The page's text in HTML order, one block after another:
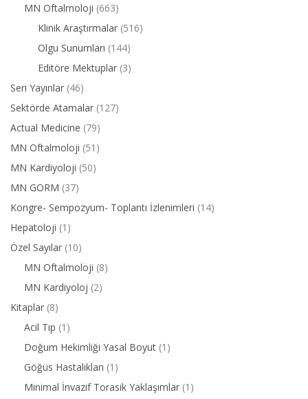
MN Oftalmoloji (663)
Klinik Araştırmalar (516)
Olgu Sunumları (144)
Editöre Mektuplar (3)
Seri Yayınlar (46)
Sektörde Atamalar (127)
Actual Medicine (79)
MN Oftalmoloji (51)
MN Kardiyoloji (50)
MN GORM (37)
Kongre- Sempozyum- Toplantı İzlenimleri (14)
Hepatoloji (1)
Özel Sayılar (10)
MN Oftalmoloji (8)
MN Kardiyoloj (2)
Kitaplar (8)
Acil Tıp (1)
Doğum Hekimliği Yasal Boyut (1)
Göğüs Hastalıkları (1)
Minimal İnvazif Torasik Yaklaşımlar (1)